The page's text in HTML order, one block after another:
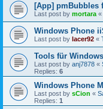
[App] pmBubbles
Last post by mortara «
Windows Phone
Last post by lacer92 «
Tools für
Last post by anj7878 «
Replies: 6
Windows Phone
Last post by sCion «
Replies: 1